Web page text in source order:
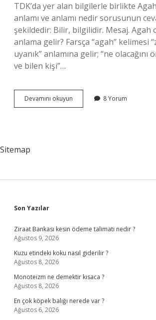
TDK’da yer alan bilgilerle birlikte
anlamı ve anlamı nedir sorusunun
şekildedir: Bilir, bilgilidir. Mesaj. Agah
anlama gelir? Farsça “agah” kelimesi
uyanık” anlamına gelir; “ne olacağını
ve bilen kişi”…
Devamını okuyun
Kime
8 Yorum
Sitemap
Sidebar
Son Yazılar
Ziraat Bankası kesin ödeme talimatı nedir ?
Ağustos 9, 2026
Kuzu etindeki koku nasıl giderilir ?
Ağustos 8, 2026
Monoteizm ne demektir kısaca ?
Ağustos 8, 2026
En çok köpek balığı nerede var ?
Ağustos 6, 2026